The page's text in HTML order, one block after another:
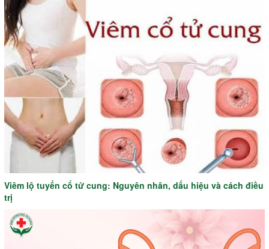
Viêm lộ tuyến cổ tử cung: Nguyên nhân, dấu hiệu và cách điều
trị